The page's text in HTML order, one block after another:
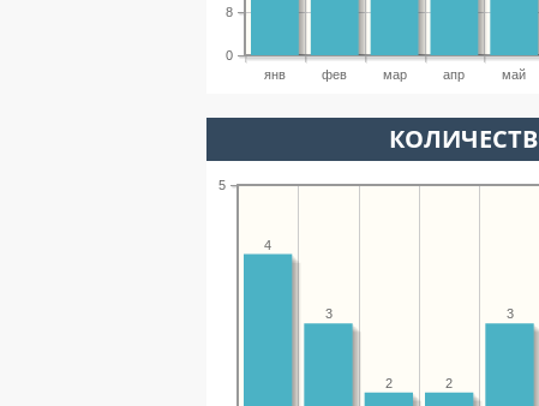
янв фев мар апр май
0
8
5
3
2
2
3
4